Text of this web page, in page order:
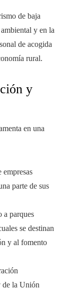
de baja
y en la
de acogida
rural.
y
en una
empresas
parte de sus
a parques
se destinan
y al fomento
de la Unión